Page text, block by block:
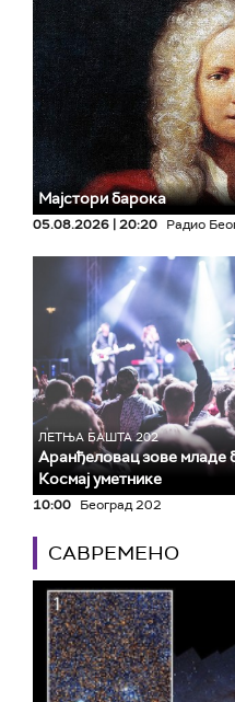
Мајстори барока
05.08.2026 | 20:20 Радио
ЛЕТЊА БАШТА 202
Аранђеловац зове младе
Космај уметнике
10:00 Београд 202
САВРЕМЕНО